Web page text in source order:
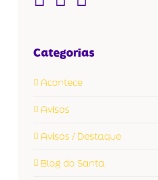
Categorias
Acontece
Avisos
Avisos / Destaque
Blog do Santa